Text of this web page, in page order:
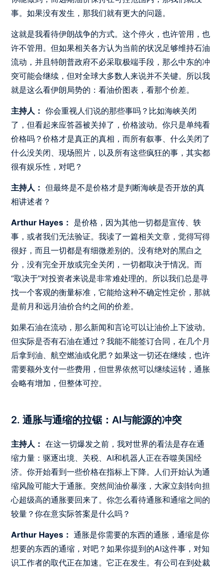
事。如果没有发生，那我们就有更大的问题。
这就是我看待伊朗战争的方式。这个停火，也许管用，也
许不管用。但如果相关各方认为当前的状况足够维持石油
流动，并且特朗普政府不必采取极端手段，那么中东的冲
突可能会继续，但对全球大多数人来说并不关键。所以我
就是这么看伊朗局势的：看油价图表，看那个价差。
主持人： 你会重视人们说的那些事吗？比如海峡关闭
了，但看起来应答器被关掉了，价格波动。你只是单纯看
价格吗？价格才是真正的真相，而所有叙事、什么关闭了
什么没关闭、现场照片，以及所有这些疯狂的事，其实都
很有娱乐性，对吧？
主持人： 但最终是不是价格才是判断海峡是否开放的真
相讲述者？
Arthur Hayes： 是价格，因为其他一切都是宣传、轶
事，或者我们无法验证。我读了一篇相关文章，觉得写得
很好，而且一切都是有细微差别的。没有绝对的黑白之
分，没有完全开放或完全关闭，一切都取决于情况。而
“取决于”对投资者来说是非常难处理的。所以我们总是寻
找一个客观的衡量标准，它能给这种不确定性定价，那就
是前月和远月油价合约之间的价差。
如果石油在流动，那么新闻和言论可以让油价上下波动。
但实际是否有石油在通过？我能不能签订合同，在几个月
后拿到油、航空燃油或化肥？如果这一切还在继续，也许
需要额外支付一些费用，但世界依然可以继续运转，通胀
会略有增加，但整体可控。
2. 通胀与通缩的拉锯：AI与能源的冲突
主持人： 在这一切爆发之前，我对世界的看法是存在通
缩力量：驱逐出境、关税、AI和机器人正在吞噬美国经
济。你开始看到一些价格在指标上下降。人们开始认为通
缩风险可能大于通胀。突然间油价暴涨，大家立刻转向担
心超级高的通胀要回来了。你怎么看待通胀和通缩之间的
较量？你在意实际答案是什么吗？
Arthur Hayes： 通胀是你需要的东西的通胀，通缩是你
想要的东西的通缩，对吧？如果你提到的AI这件事，对知
识工作者的取代正在加速。它正在发生。有公司在到处裁